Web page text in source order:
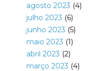
agosto 2023 (4)
julho 2023 (6)
junho 2023 (5)
maio 2023 (1)
abril 2023 (2)
março 2023 (4)